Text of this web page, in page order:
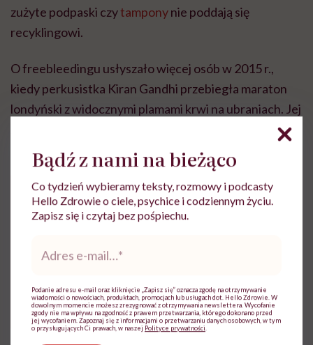
zużyte podpaski czytamponynie poddają się
recyklingowi.
O freebleedingu usłyszało więcej osób w 2015 r.,
kiedy perkusistka Kiran Gandhi przebiegła maraton
londyński z widocznymi plamami krwi na ubraniach. Jej
zdjęcia, na których krwawi swobodnie podczas biegu,
obiegły cały świat.
„Byłoby zbyt niewygodnie martwić się o tampon przez
42,2 km… Biegłam z krwią spływającą po nogach –
sióstr, które pomimo skurczów i bólu udają, że on nie
istnieje i kobiety każdego dnia sobie z tym radzą” –
mówiła po biegu.
Bądź z nami na bieżąco
Co tydzień wybieramy teksty, rozmowy i podcasty
Hello Zdrowie o ciele, psychice i codziennym życiu.
Zapisz się i czytaj bez pośpiechu.
*
Podanie adresu e-mail oraz kliknięcie „Zapisz się” oznacza zgodę na otrzymywanie
wiadomości o nowościach, produktach, promocjach lub usługach dot. Hello Zdrowie. W
dowolnym momencie możesz zrezygnować z otrzymywania newslettera. Wycofanie
zgody nie ma wpływu na zgodność z prawem przetwarzania, którego dokonano przed
jej wycofaniem. Zapoznaj się z informacjami o przetwarzaniu danych osobowych, w tym
o przysługujących Ci prawach, w naszej Polityce prywatności